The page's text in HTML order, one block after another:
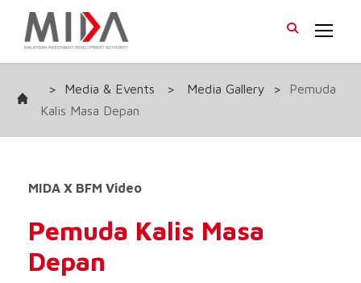
> Media & Events > Media Gallery >
Pemuda
Kalis Masa Depan
MIDA X BFM Video
Pemuda Kalis Masa
Depan